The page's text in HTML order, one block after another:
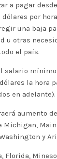
a pagar
por
una baja
u otras
el país.
salario
la hora
en adelante).
aumento
y
Florida,